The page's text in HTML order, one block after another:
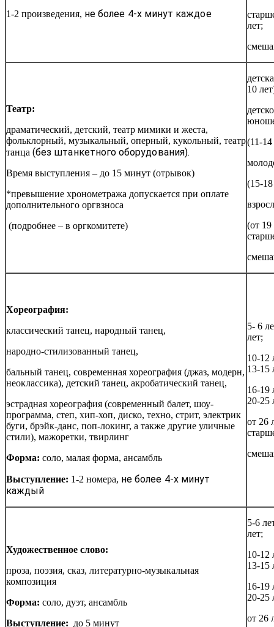
1-2 произведения, не более 4-х минут каждое
лет;
Театр:
драматический, детский, театр мимики и жеста,
фольклорный, музыкальный, оперный, кукольный, театр
танца (без штанкетного оборудования).
Время выступления – до 15 минут (отрывок)
*превышение хронометража допускается при оплате
дополнительного оргвзноса
(подробнее – в оргкомитете)
10
(11-14
(15-
(от 19
Хореография:
классический танец, народный танец,
народно-стилизованный танец,
бальный танец, современная хореография (джаз, модерн,
неоклассика), детский танец, акробатический танец,
эстрадная хореография (современный балет, шоу-
программа, степ, хип-хоп, диско, техно, стрит, электрик
буги, брэйк-данс, поп-локинг, а также другие уличные
стили), мажоретки, твирлинг
Форма: соло, малая форма, ансамбль
Выступление: 1-2 номера, не более 4-х минут
каждый
5- 6
лет;
10-12
13-15
16-19
20-25
от 26
Художественное слово:
проза, поэзия, сказ, литературно-музыкальная
композиция
Форма: соло, дуэт, ансамбль
Выступление: до 5 минут
5-6
лет;
10-12
13-15
16-19
20-25
от 26